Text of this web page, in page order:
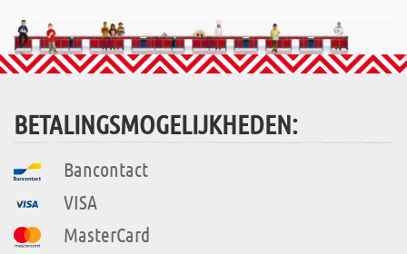
BETALINGSMOGELIJKHEDEN:
Bancontact
VISA
MasterCard